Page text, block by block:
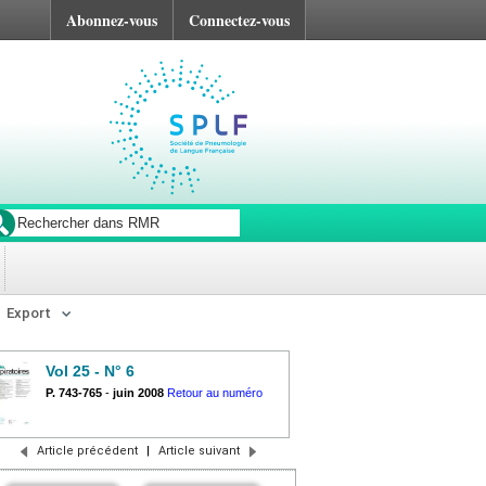
Abonnez-vous Connectez-vous
Export
Vol 25 - N° 6
P. 743-765 - juin 2008 Retour au numéro
Article précédent | Article suivant